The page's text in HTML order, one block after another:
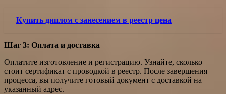
Купить диплом с занесением в реестр цена
Шаг 3: Оплата и доставка
Оплатите изготовление и регистрацию. Узнайте, сколько
стоит сертификат с проводкой в реестр. После завершения
процесса, вы получите готовый документ с доставкой на
указанный адрес.